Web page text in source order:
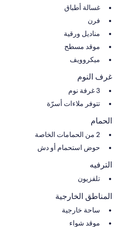
غسالة أطباق
فرن
مناديل ورقية
موقد مسطح
ميكروويف
غرف النوم
3 غرفة نوم
تتوفر ملاءات أسرّة
الحمام
2 من الحمامات الخاصة
حوض استحمام أو دش
الترفيه
تلفزيون
المناطق الخارجية
ساحة خارجية
موقد شواء